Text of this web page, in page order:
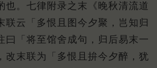
也。七律附录之末《晚秋清流道
联云「多恨且图今夕聚，岂知归
曰「将至馆舍成句，归后易末一
改末联为「多恨且拚今夕醉，犹